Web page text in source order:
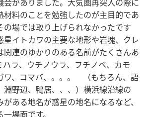
材料のことを勉強したのが主目的であ
の場では取り上げられなかったです
星イトカワの主要な地形や岩塊、クレ
関連のゆかりのある名前がたくさんあ
ハラ、ウチノウラ、フチノベ、カモ
ワ、コマバ、。。。 （もちろん、語
淵野辺、鴨居、、、）横浜線沿線の
ある地名が惑星の地名になるなど、
場面です。